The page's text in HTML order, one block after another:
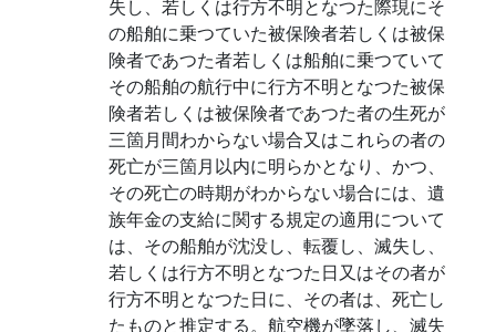
失し、若しくは行方不明となつた際現にそ
の船舶に乗つていた被保険者若しくは被保
険者であつた者若しくは船舶に乗つていて
その船舶の航行中に行方不明となつた被保
険者若しくは被保険者であつた者の生死が
三箇月間わからない場合又はこれらの者の
死亡が三箇月以内に明らかとなり、かつ、
その死亡の時期がわからない場合には、遺
族年金の支給に関する規定の適用について
は、その船舶が沈没し、転覆し、滅失し、
若しくは行方不明となつた日又はその者が
行方不明となつた日に、その者は、死亡し
たものと推定する。航空機が墜落し、滅失